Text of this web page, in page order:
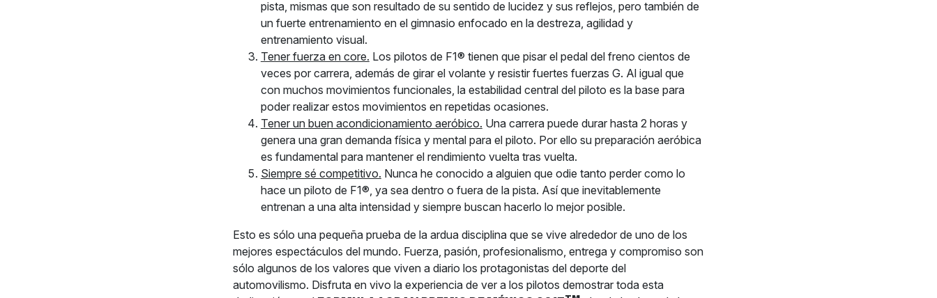
pista, mismas que son resultado de su sentido de lucidez y sus reflejos, pero también de
un fuerte entrenamiento en el gimnasio enfocado en la destreza, agilidad y
entrenamiento visual.
Tener fuerza en core. Los pilotos de F1® tienen que pisar el pedal del freno cientos de
veces por carrera, además de girar el volante y resistir fuertes fuerzas G. Al igual que
con muchos movimientos funcionales, la estabilidad central del piloto es la base para
poder realizar estos movimientos en repetidas ocasiones.
Tener un buen acondicionamiento aeróbico. Una carrera puede durar hasta 2 horas y
genera una gran demanda física y mental para el piloto. Por ello su preparación aeróbica
es fundamental para mantener el rendimiento vuelta tras vuelta.
Siempre sé competitivo. Nunca he conocido a alguien que odie tanto perder como lo
hace un piloto de F1®, ya sea dentro o fuera de la pista. Así que inevitablemente
entrenan a una alta intensidad y siempre buscan hacerlo lo mejor posible.
Esto es sólo una pequeña prueba de la ardua disciplina que se vive alrededor de uno de los
mejores espectáculos del mundo. Fuerza, pasión, profesionalismo, entrega y compromiso son
sólo algunos de los valores que viven a diario los protagonistas del deporte del
automovilismo. Disfruta en vivo la experiencia de ver a los pilotos demostrar toda esta